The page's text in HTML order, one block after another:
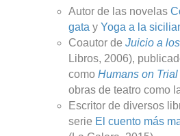
Autor de las novelas
gata y Yoga a la
Coautor de Juicio a
Libros, 2006),
como Humans on Trial
obras de teatro como
Escritor de diversos
serie El cuento más